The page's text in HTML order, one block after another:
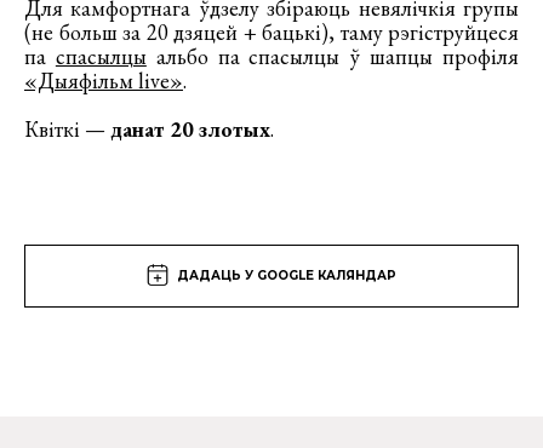
Для камфортнага ўдзелу збіраюць невялічкія групы
(не больш за 20 дзяцей + бацькі), таму рэгіструйцеся
па спасылцы альбо па спасылцы ў шапцы профіля
«Дыяфільм live».
Квіткі — данат 20 злотых.
ДАДАЦЬ У GOOGLE КАЛЯНДАР